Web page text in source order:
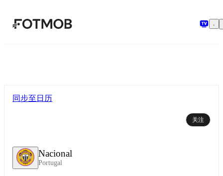
跳转到主要内容
Nacional
Portugal
同步至日历
关注